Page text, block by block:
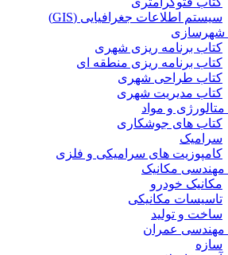
سیستم اطلاعات جغرافیایی (GIS)
شهرسازی
کتاب برنامه ریزی شهری
کتاب برنامه ریزی منطقه ای
کتاب طراحی شهری
کتاب مدیریت شهری
و مواد
کتاب های جوشکاری
سرامیک
کامپوزیت های سرامیکی و فلزی
مهندسی مکانیک
مکانیک خودرو
تاسیسات مکانیکی
ساخت و تولید
مهندسی عمران
سازه